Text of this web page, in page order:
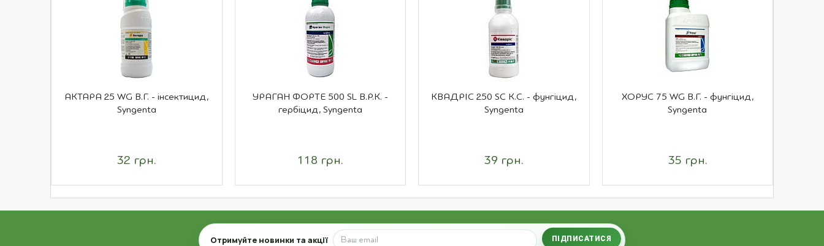
АКТАРА 25 WG В.Г. - інсектицид,
Syngenta
32 грн.
УРАГАН ФОРТЕ 500 SL В.Р.К. -
гербіцид, Syngenta
118 грн.
КВАДРІС 250 SC К.С. - фунгіцид,
Syngenta
39 грн.
ХОРУС 75 WG В.Г. - фунгіцид,
Syngenta
35 грн.
Email
Отримуйте новинки та акції ПІДПИСАТИСЯ